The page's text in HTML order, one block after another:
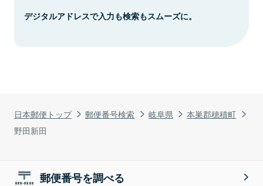
日本郵便トップ 郵便番号検索 岐阜県
本巣郡穂積町
野田新田
デジタルアドレスで入力も検索もスムーズに。
郵便番号を調べる